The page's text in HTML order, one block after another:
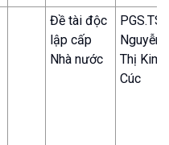
Đề tài độc
lập cấp
Nhà nước
PGS.TS
Nguyễn
Thị Kim
Cúc